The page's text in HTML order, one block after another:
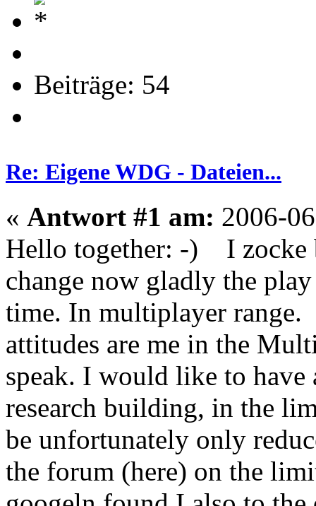
Beiträge: 54
Re: Eigene WDG - Dateien...
« Antwort #1 am: 2006-
Hello together: -) I zocke
change now gladly the
time. In multiplayer
attitudes are me in the
speak. I would like to have
research building, in the
be unfortunately only
the forum (here) on the